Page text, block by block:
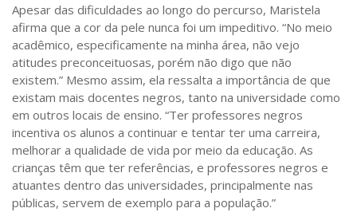
Apesar das dificuldades ao longo do percurso, Maristela
afirma que a cor da pele nunca foi um impeditivo. “No meio
acadêmico, especificamente na minha área, não vejo
atitudes preconceituosas, porém não digo que não
existem.” Mesmo assim, ela ressalta a importância de que
existam mais docentes negros, tanto na universidade como
em outros locais de ensino. “Ter professores negros
incentiva os alunos a continuar e tentar ter uma carreira,
melhorar a qualidade de vida por meio da educação. As
crianças têm que ter referências, e professores negros e
atuantes dentro das universidades, principalmente nas
públicas, servem de exemplo para a população.”